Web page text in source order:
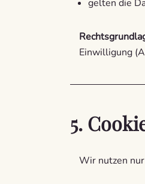
gelten die
Einwilligung
5.
Wir nutzen